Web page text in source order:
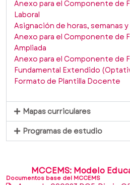
Anexo para el Componente de
Laboral
Asignación de horas, semanas
Anexo para el Componente de
Ampliada
Anexo para el Componente de
Fundamental Extendido
Formato de Plantilla Docente
Mapas curriculares
Programas de estudio
MCCEMS: Modelo
Documentos base del MCCEMS